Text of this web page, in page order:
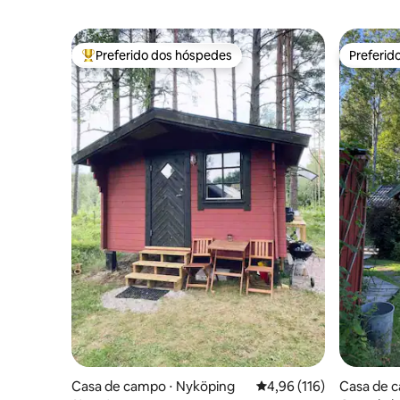
Entre os melhores preferidos dos hóspedes
Preferido dos hóspedes
Casa de campo ⋅ Nyköping 4,96 de uma avaliação
4,96 (116)
Casa de